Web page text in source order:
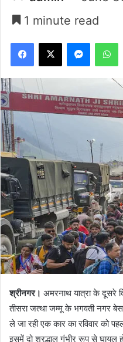
1 minute read
Facebook
X
श्रीनगर। अमरनाथ यात्रा के दूसरे
तीसरा जत्था जम्मू के भगवती नगर
ले जा रही एक कार का रविवार को
इसमें दो श्रद्धालु गंभीर रूप से घायल